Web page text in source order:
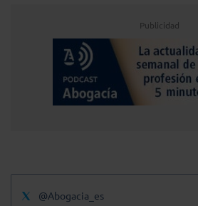
Publicidad
@Abogacia_es